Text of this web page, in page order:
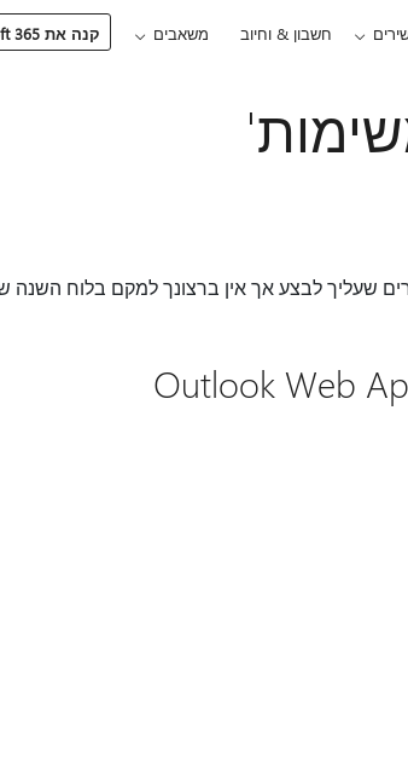
חשבון & וחיוב משאבים קנה את Microsoft 365
שעליך לבצע אך אין ברצונך למקם בלוח השנה